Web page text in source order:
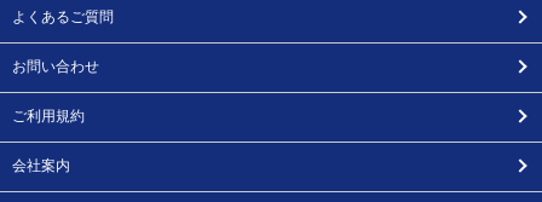
よくあるご質問
お問い合わせ
ご利用規約
会社案内